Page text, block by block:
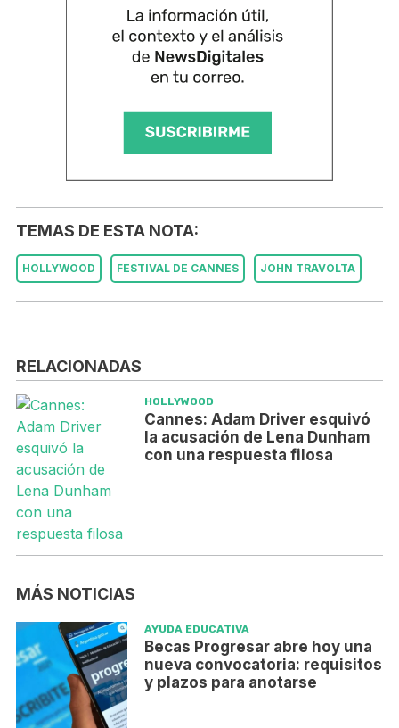
TEMAS DE ESTA NOTA:
HOLLYWOOD FESTIVAL DE CANNES JOHN TRAVOLTA
RELACIONADAS
HOLLYWOOD
Cannes: Adam Driver esquivó
la acusación de Lena Dunham
con una respuesta filosa
MÁS NOTICIAS
AYUDA EDUCATIVA
Becas Progresar abre hoy una
nueva convocatoria: requisitos
y plazos para anotarse